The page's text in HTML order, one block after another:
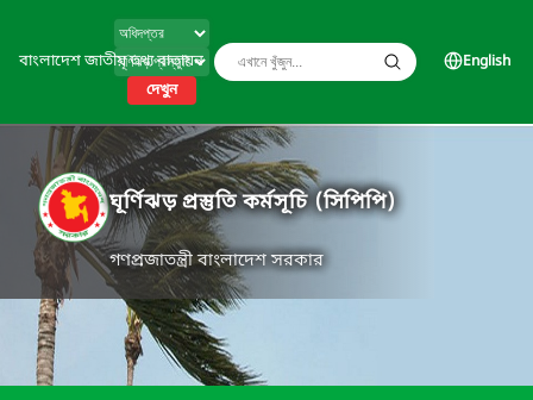
বাংলাদেশ জাতীয় তথ্য বাতায়ন
দেখুন
English
ঘূর্ণিঝড় প্রস্তুতি কর্মসূচি (সিপিপি)
গণপ্রজাতন্ত্রী বাংলাদেশ সরকার